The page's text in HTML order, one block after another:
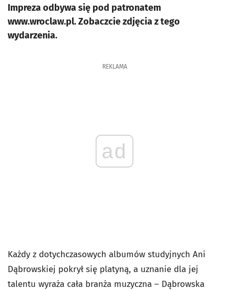
Impreza odbywa się pod patronatem
www.wroclaw.pl. Zobaczcie zdjęcia z tego
wydarzenia.
REKLAMA
ad
Każdy z dotychczasowych albumów studyjnych Ani
Dąbrowskiej pokrył się platyną, a uznanie dla jej
talentu wyraża cała branża muzyczna – Dąbrowska